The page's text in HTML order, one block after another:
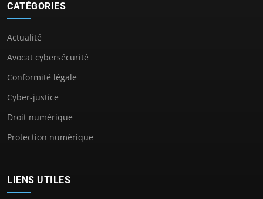
CATÉGORIES
Actualité
Avocat cybersécurité
Conformité légale
Cyber-justice
Droit numérique
Protection numérique
LIENS UTILES